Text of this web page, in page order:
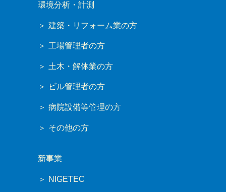
環境分析・計測
建築・リフォーム業の方
工場管理者の方
土木・解体業の方
ビル管理者の方
病院設備等管理の方
その他の方
新事業
NIGETEC